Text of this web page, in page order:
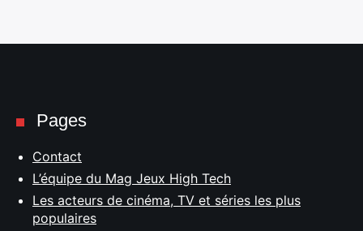
Pages
Contact
L’équipe du Mag Jeux High Tech
Les acteurs de cinéma, TV et séries les plus
populaires